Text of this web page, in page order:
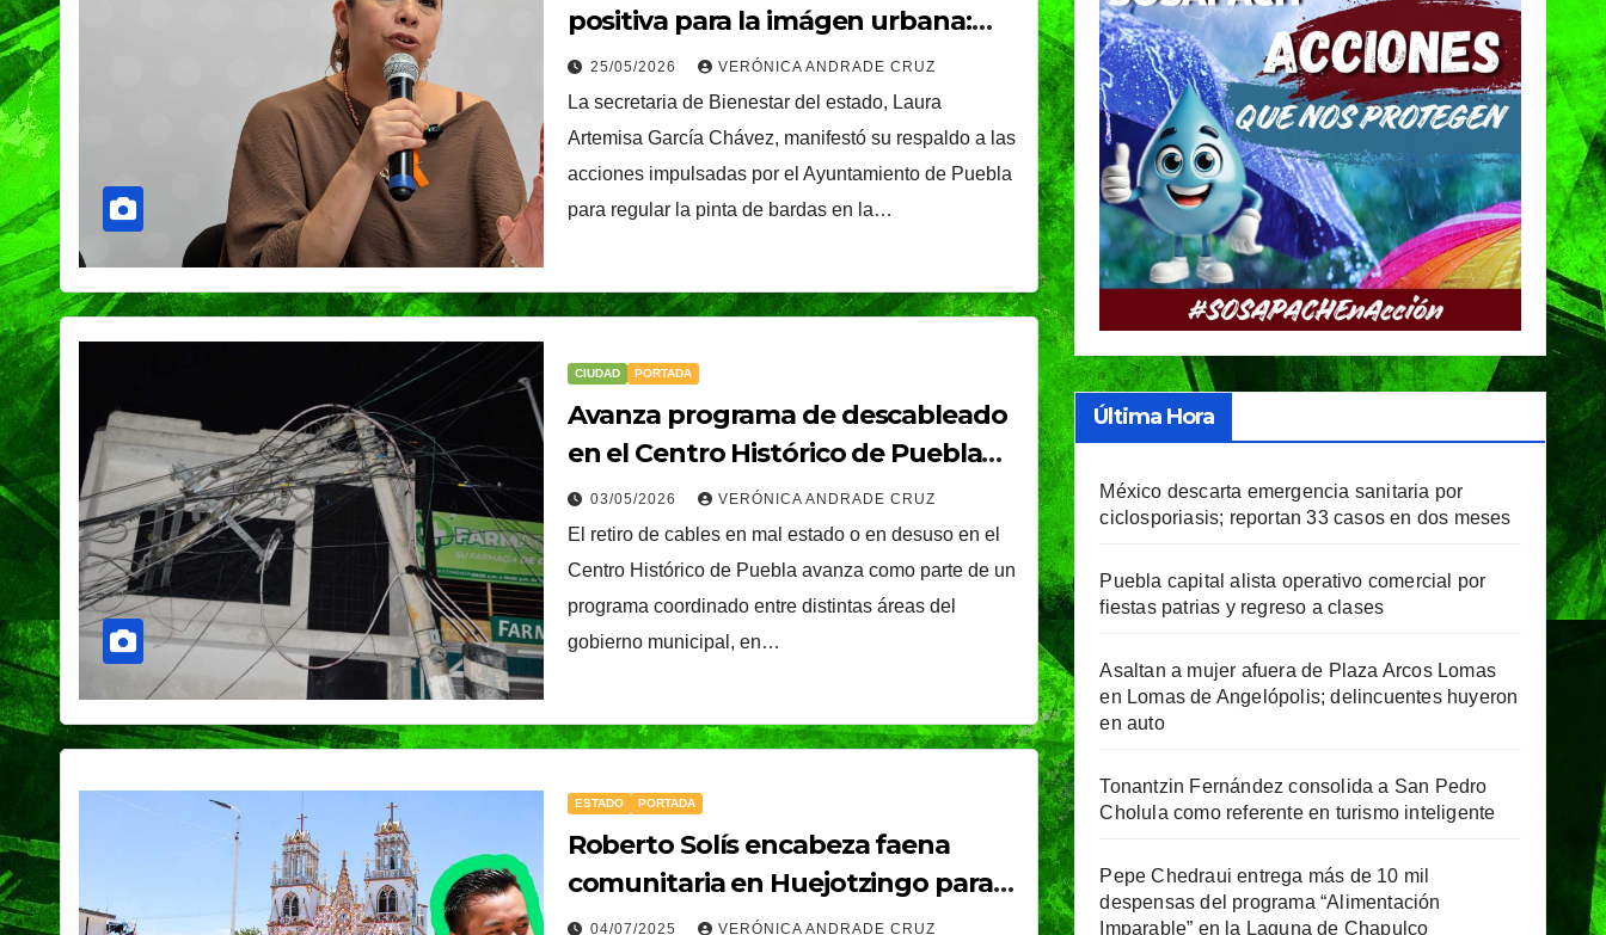
positiva para la imágen urbana:
Laura Artemisa
25/05/2026 VERÓNICA ANDRADE CRUZ
La secretaria de Bienestar del estado, Laura
Artemisa García Chávez, manifestó su respaldo a las
acciones impulsadas por el Ayuntamiento de Puebla
para regular la pinta de bardas en la…
CIUDAD PORTADA
Avanza programa de descableado
en el Centro Histórico de Puebla
con coordinación interinstitucional
03/05/2026 VERÓNICA ANDRADE CRUZ
El retiro de cables en mal estado o en desuso en el
Centro Histórico de Puebla avanza como parte de un
programa coordinado entre distintas áreas del
gobierno municipal, en…
ESTADO PORTADA
Roberto Solís encabeza faena
comunitaria en Huejotzingo para
embellecer barrios tradicionales
04/07/2025 VERÓNICA ANDRADE CRUZ
Última Hora
México descarta emergencia sanitaria por
ciclosporiasis; reportan 33 casos en dos meses
Puebla capital alista operativo comercial por
fiestas patrias y regreso a clases
Asaltan a mujer afuera de Plaza Arcos Lomas
en Lomas de Angelópolis; delincuentes huyeron
en auto
Tonantzin Fernández consolida a San Pedro
Cholula como referente en turismo inteligente
Pepe Chedraui entrega más de 10 mil
despensas del programa “Alimentación
Imparable” en la Laguna de Chapulco